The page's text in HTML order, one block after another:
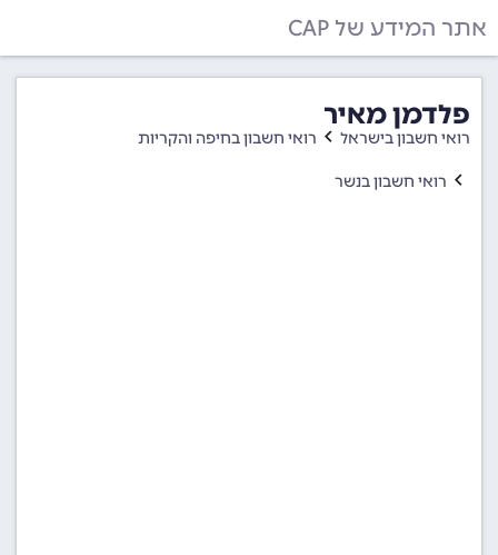
אתר המידע של CAP
פלדמן מאיר
רואי חשבון בישראל רואי חשבון בחיפה והקריות
רואי חשבון בנשר